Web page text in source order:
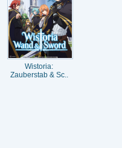
Wistoria:
Zauberstab & Sc..